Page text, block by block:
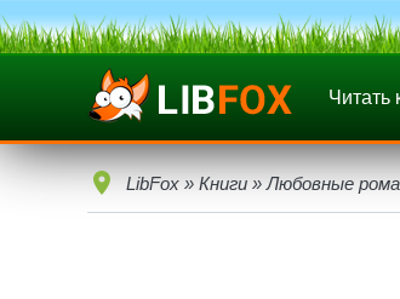
Читать
LibFox » Книги » Любовные